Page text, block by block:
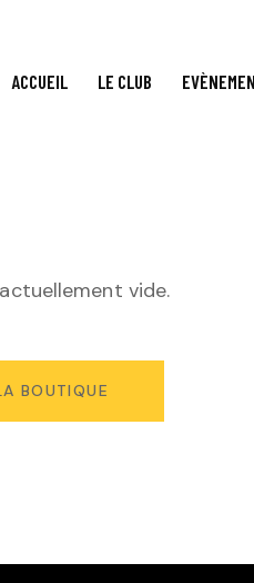
ACCUEIL LE CLUB
vide.
BOUTIQUE